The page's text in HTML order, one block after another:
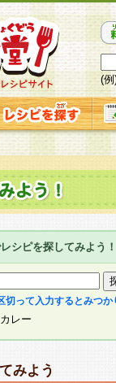
(
シピを探してみよう！
切って入力するとみつか
レー
みよう